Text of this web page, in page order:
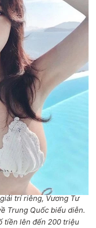
trí riêng, Vương Tư
Trung Quốc biểu diễn.
tiền lên đến 200 triệu